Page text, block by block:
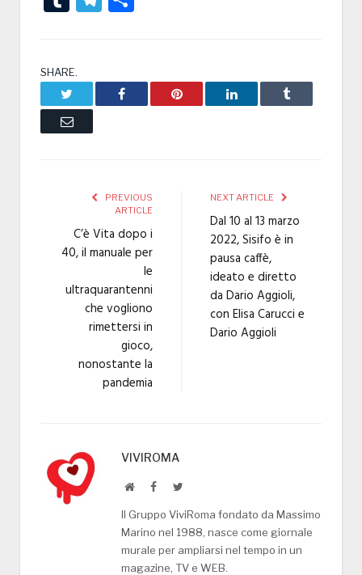
SHARE.
Facebook Pinterest LinkedIn Tumblr
Email
PREVIOUS
ARTICLE
C’è Vita dopo i
40, il manuale per
le
ultraquarantenni
che vogliono
rimettersi in
gioco,
nonostante la
pandemia
NEXT ARTICLE
Dal 10 al 13 marzo
2022, Sisifo è in
pausa caffè,
ideato e diretto
da Dario Aggioli,
con Elisa Carucci e
Dario Aggioli
VIVIROMA
WebsiteFacebookTwitter
Il Gruppo ViviRoma fondato da Massimo
Marino nel 1988, nasce come giornale
murale per ampliarsi nel tempo in un
magazine, TV e WEB.